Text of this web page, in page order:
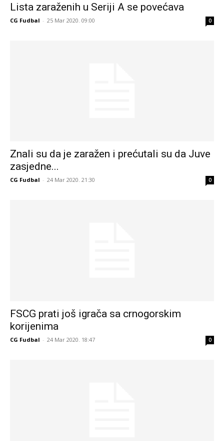
Lista zaraženih u Seriji A se povećava
CG Fudbal - 25 Mar 2020. 09:00 0
Znali su da je zaražen i prećutali su da Juve
zasjedne...
CG Fudbal - 24 Mar 2020. 21:30 0
FSCG prati još igrača sa crnogorskim
korijenima
CG Fudbal - 24 Mar 2020. 18:47 0